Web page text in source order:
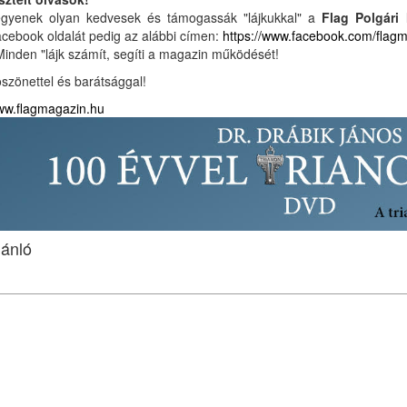
olyan kedvesek és támogassák "lájkukkal" a Flag Polgári
oldalát pedig az alábbi címen: https://www.facebook.com/
"lájk számít, segíti a magazin működését!
és barátsággal!